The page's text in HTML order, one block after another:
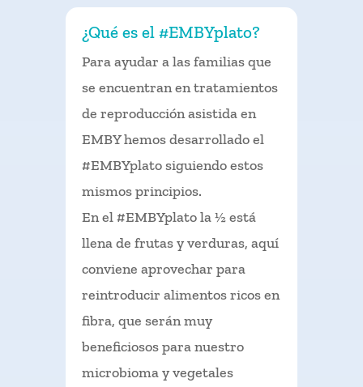
¿Qué es el #EMBYplato?
Para ayudar a las familias que
se encuentran en tratamientos
de reproducción asistida en
EMBY hemos desarrollado el
#EMBYplato siguiendo estos
mismos principios.
En el #EMBYplato la ½ está
llena de frutas y verduras, aquí
conviene aprovechar para
reintroducir alimentos ricos en
fibra, que serán muy
beneficiosos para nuestro
microbioma y vegetales